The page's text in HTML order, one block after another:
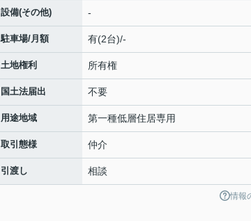
設備(その他) -
駐車場/月額 有(2台)/-
土地権利 所有権
国土法届出 不要
用途地域 第一種低層住居専用
取引態様 仲介
引渡し 相談
情報